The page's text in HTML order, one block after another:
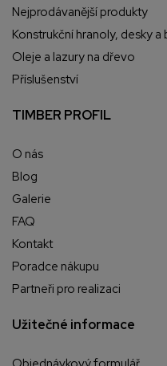
Nejprodávanější produkty
Konstrukční hranoly, desky
Oleje a lazury na dřevo
Příslušenství
TIMBER PROFIL
O nás
Blog
Galerie
FAQ
Kontakt
Poradce nákupu
Partneři pro realizaci
Užitečné informace